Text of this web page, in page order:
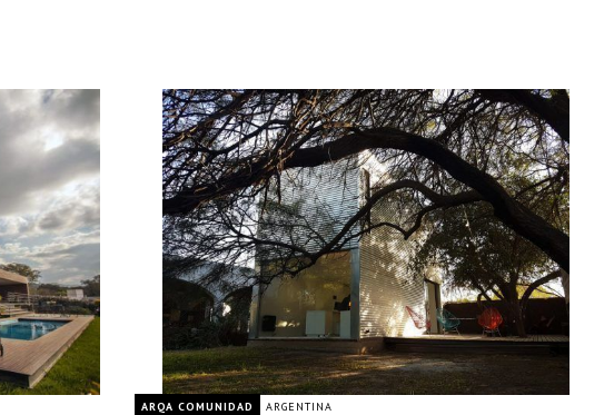
ARQA COMUNIDAD ARGENTINA